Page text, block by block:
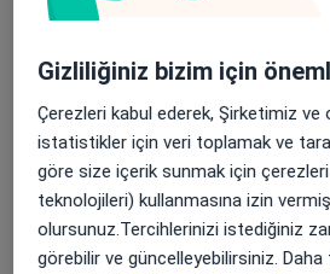
Dyt. | Bilim Uzmanı
Diyetisyen
61 görüş
Gizliliğiniz bizim için
Çerezleri kabul ederek, Şirketimiz ve
istatistikler için veri toplamak ve
göre size içerik sunmak için
teknolojileri) kullanmasına izin vermiş
olursunuz.Tercihlerinizi istediğiniz
görebilir ve güncelleyebilirsiniz.